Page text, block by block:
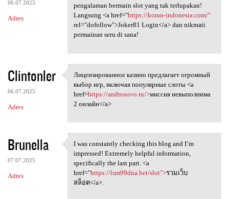
06.07.2025
Adres
pengalaman bermain slot yang tak terlupakan!
Langsung <a href="https://koran-indonesia.com/"
rel="dofollow">Joker81 Login</a> dan nikmati
permainan seru di sana!
Clintonler
06.07.2025
Adres
Лицензированное казино
Лицензированное казино предлагает огромный
выбор игр, включая популярные слоты <a
href=https://androsovo.ru/>миссия невыполнима
2 онлайн</a>
Brunella
07.07.2025
Adres
I was constantly checking
I was constantly checking this blog and I’m
impressed! Extremely helpful information,
specifically the last part. <a
href="https://lsm99dna.bet/slot">รวมเว็บ
สล็อต</a>.